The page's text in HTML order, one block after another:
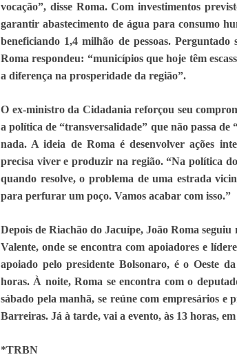
vocação”, disse Roma. Com investimentos
garantir abastecimento de água para consumo
beneficiando 1,4 milhão de pessoas.
Roma respondeu: “municípios que hoje têm
a diferença na prosperidade da região”.
O ex-ministro da Cidadania reforçou seu
a política de “transversalidade” que não passa
nada. A ideia de Roma é desenvolver ações
precisa viver e produzir na região. “Na política
quando resolve, o problema de uma estrada
para perfurar um poço. Vamos acabar com isso.”
Depois de Riachão do Jacuípe, João Roma
Valente, onde se encontra com apoiadores e
apoiado pelo presidente Bolsonaro, é o Oeste
horas. À noite, Roma se encontra com o
sábado pela manhã, se reúne com empresários
Barreiras. Já à tarde, vai a evento, às 13 horas,
*TRBN